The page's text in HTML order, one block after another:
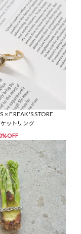
× FREAK'S STORE
ットリング